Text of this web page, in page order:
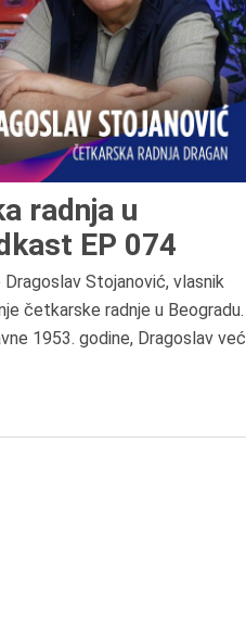
radnja u
EP 074
Stojanović, vlasnik
četkarske radnje u Beogradu.
1953. godine, Dragoslav već